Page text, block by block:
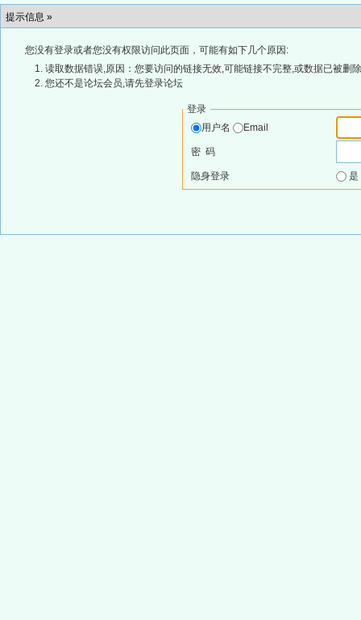
提示信息 »
您没有登录或者您没有权限访问此页面，可能有如下几个原因:
读取数据错误,原因：您要访问的链接无效,可能链接不完整,或数据已被删
您还不是论坛会员,请先登录论坛
登录
用户名
Email
密 码
隐身登录